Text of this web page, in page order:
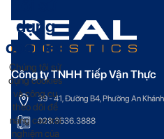
Công ty TNHH Tiếp Vận Thực
39 - 41, Đường B4, Phường An
028.3636.3888
dụng
cookies
Chúng tôi sử
dụng cookies
và công cụ
theo dõi để
nâng cao trải
nghiệm của